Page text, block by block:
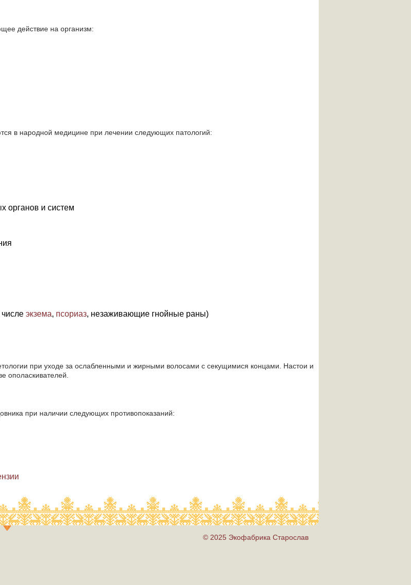
действие на организм:
в народной медицине при лечении следующих патологий:
органов и систем
экзема, псориаз, незаживающие гнойные раны)
при уходе за ослабленными и жирными волосами с секущимися концами. Настои и
ополаскивателей.
при наличии следующих противопоказаний:
© 2025 Экофабрика Старослав